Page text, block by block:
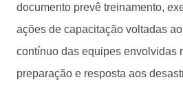
documento prevê treinamento,
ações de capacitação voltadas
contínuo das equipes envolvidas
preparação e resposta aos